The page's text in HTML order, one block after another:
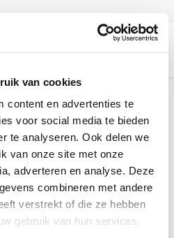
van cookies
content en advertenties te
voor social media te bieden
te analyseren. Ook delen we
van onze site met onze
adverteren en analyse. Deze
combineren met andere
verstrekt of die ze hebben
gebruik van hun services.